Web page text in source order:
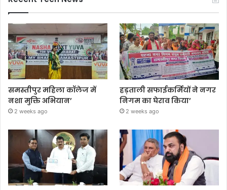
समस्तीपुर महिला कॉलेज में
नशा मुक्ति अभियान’
2 weeks ago
हड़ताली सफाईकर्मियों ने नगर
निगम का घेराव किया’
2 weeks ago